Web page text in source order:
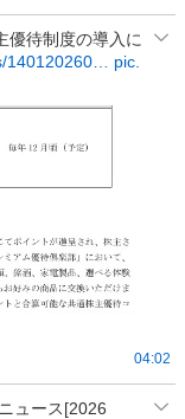
優待制度の導入に
140120260…
pic.
04:02
ュース[2026